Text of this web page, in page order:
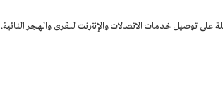
توصيل خدمات الاتصالات والإنترنت للقرى والهجر النائية.